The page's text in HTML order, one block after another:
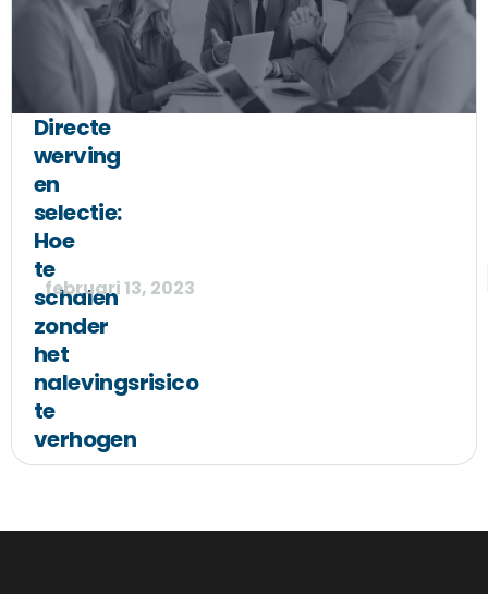
Directe
werving
en
selectie:
Hoe
te
schalen
zonder
het
nalevingsrisico
te
verhogen
februari 13, 2023